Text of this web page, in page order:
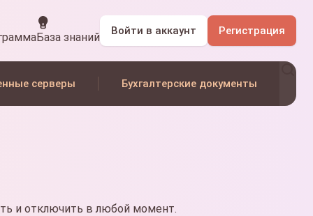
База знаний Войти в аккаунт Регистрация
серверы Бухгалтерские документы
и отключить в любой момент.